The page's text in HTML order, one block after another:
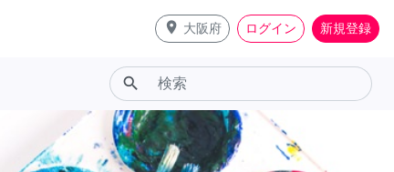
place 大阪府 ログイン 新規登録
search